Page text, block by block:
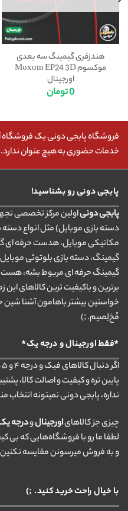
هندزفری گیمینگ سه بعدی
موکسوم Moxom EP24 3D
اورجینال
0تومان
فروشگاه پابجی دونی یک فروشگاه
خدمات حضوری به هیچ عنوان ندارد.
پابجی دونی رو بشناسید!
پابجی دونیاولین مرکز تخصصی
دسته بازی موبایل) مثل انواع
مکانیکی موبایل، هدست حرفه ای
گیمینگ، دسته بازی بلوتوثی
گیمینگ حرفه ای مربوط بشه،
برترین و باکیفیت ترین کالاهای این
خواستین بیشتر باهامون آشنا شین
مُخ‌لِصیم. ;)
*فقط اورجینال و درجه یک*
پایین تره و کیفیت و اصالت کالا،
نداره، پابجی دونی نمیتونه
چیزی جز کالاهایاورجینالودرجه
لطفا ما رو با فروشگاه‌هایی که بی
و به فروش میرسونن مقایسه
با خیال راحت خرید کنید. ;)